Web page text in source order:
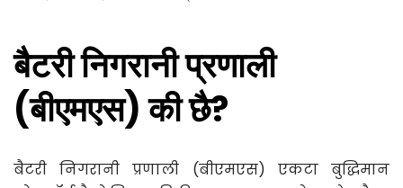
बैटरी निगरानी प्रणाली
(बीएमएस) की छै?
बैटरी निगरानी प्रणाली (बीएमएस) एकटा बुद्धिमान